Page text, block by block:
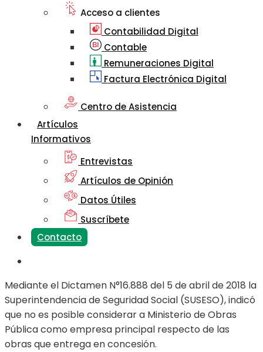
Acceso a clientes
Contabilidad Digital
Contable
Remuneraciones Digital
Factura Electrónica Digital
Centro de Asistencia
Artículos
Informativos
Entrevistas
Artículos de Opinión
Datos Útiles
Suscríbete
Contacto
Mediante el Dictamen N°16.888 del 5 de abril de 2018 la
Superintendencia de Seguridad Social (SUSESO), indicó
que no es posible considerar a Ministerio de Obras
Pública como empresa principal respecto de las
obras que entrega en concesión.